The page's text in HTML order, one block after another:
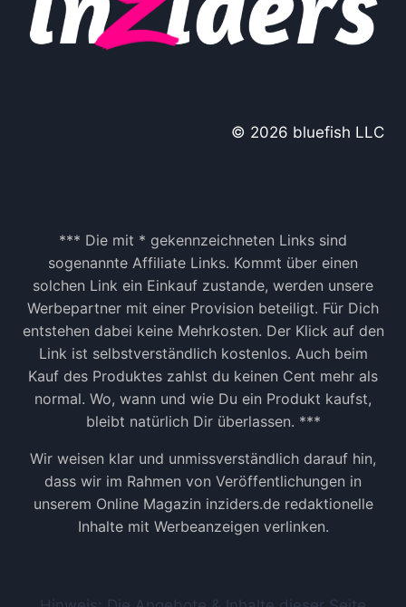
© 2026 bluefish LLC
*** Die mit * gekennzeichneten Links sind
sogenannte Affiliate Links. Kommt über einen
solchen Link ein Einkauf zustande, werden unsere
Werbepartner mit einer Provision beteiligt. Für Dich
entstehen dabei keine Mehrkosten. Der Klick auf den
Link ist selbstverständlich kostenlos. Auch beim
Kauf des Produktes zahlst du keinen Cent mehr als
normal. Wo, wann und wie Du ein Produkt kaufst,
bleibt natürlich Dir überlassen. ***
Wir weisen klar und unmissverständlich darauf hin,
dass wir im Rahmen von Veröffentlichungen in
unserem Online Magazin inziders.de redaktionelle
Inhalte mit Werbeanzeigen verlinken.